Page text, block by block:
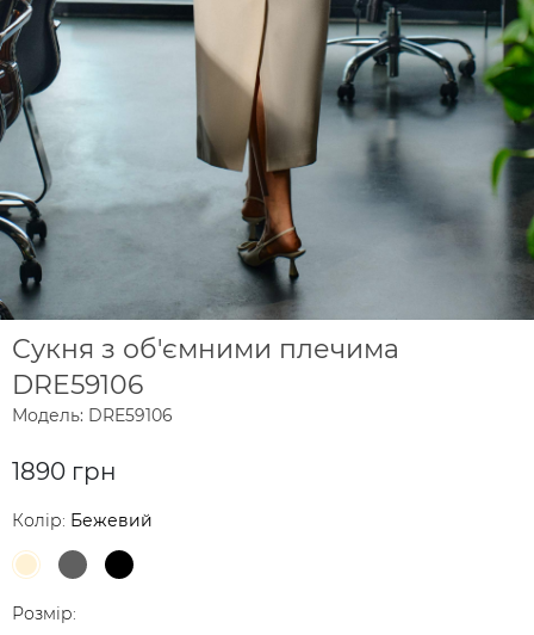
Сукня з об'ємними плечима
DRE59106
Модель: DRE59106
1890 грн
Колір: Бежевий
Розмір: